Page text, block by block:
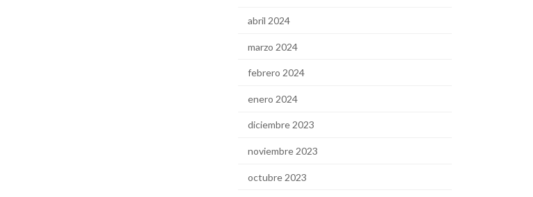
abril 2024
marzo 2024
febrero 2024
enero 2024
diciembre 2023
noviembre 2023
octubre 2023